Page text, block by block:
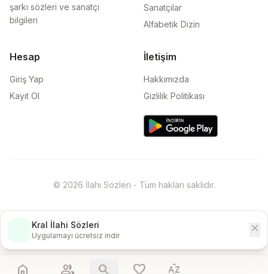
şarkı sözleri ve sanatçı
bilgileri
Sanatçılar
Alfabetik Dizin
Hesap
Giriş Yap
Kayıt Ol
İletişim
Hakkımızda
Gizlilik Politikası
© 2026 İlahi Sözleri - Tüm hakları saklıdır.
Kral İlahi Sözleri
Uygulamayı ücretsiz indir
close
home people search favorite sort_by_alpha